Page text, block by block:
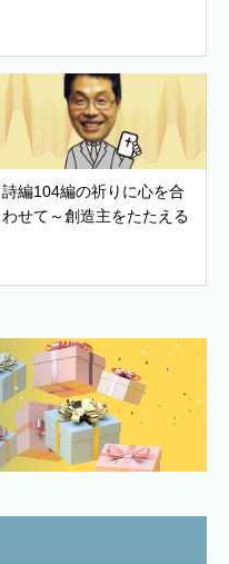
詩編104編の祈りに心を合
わせて～創造主をたたえる